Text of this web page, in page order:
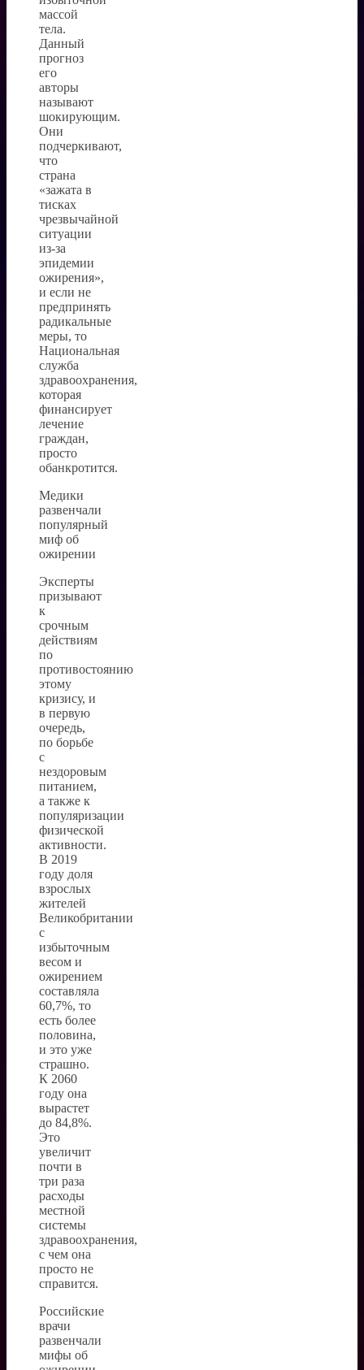
массой
тела.
Данный
прогноз
его
авторы
называют
шокирующим.
Они
подчеркивают,
что
страна
«зажата в
тисках
чрезвычайной
ситуации
из-за
эпидемии
ожирения»,
и если не
предпринять
радикальные
меры, то
Национальная
служба
здравоохранения,
которая
финансирует
лечение
граждан,
просто
обанкротится.
Медики
развенчали
популярный
миф об
ожирении
Эксперты
призывают
к
срочным
действиям
по
противостоянию
этому
кризису, и
в первую
очередь,
по борьбе
с
нездоровым
питанием,
а также к
популяризации
физической
активности.
В 2019
году доля
взрослых
жителей
Великобритании
с
избыточным
весом и
ожирением
составляла
60,7%, то
есть более
половина,
и это уже
страшно.
К 2060
году она
вырастет
до 84,8%.
Это
увеличит
почти в
три раза
расходы
местной
системы
здравоохранения,
с чем она
просто не
справится.
Российские
врачи
развенчали
мифы об